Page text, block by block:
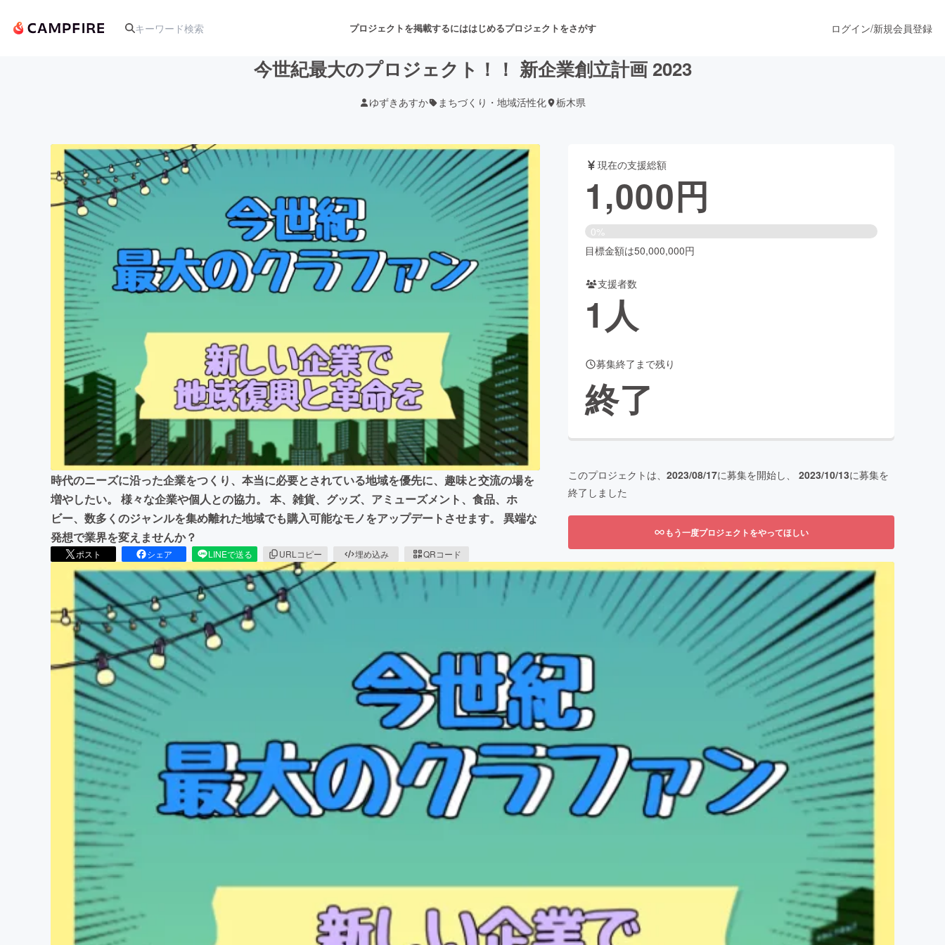
プロジェクトを掲載するにははじめるプロジェクトをさがす
アート・写真 舞台・パフォーマンス
テクノロジー・ガジェット ゲーム・サービス開発 フード・飲食店
映像・映画 書籍・雑誌出版 アニメ・漫画
ビジネス・起業 チャレンジ ビューティー・ヘルスケア
CAMPFIRE for Social GoodCAMPFIRE Creation
CAMPFIREふるさと納税machi-yaコミュニティ
ログイン/新規会員登録
今世紀最大のプロジェクト！！ 新企業創立計画 2023
ゆずきあすか まちづくり・地域活性化 栃木県
時代のニーズに沿った企業をつくり、本当に必要とされている地域を優先に、趣味と交流の場を
増やしたい。 様々な企業や個人との協力。 本、雑貨、グッズ、アミューズメント、食品、ホ
ビー、数多くのジャンルを集め離れた地域でも購入可能なモノをアップデートさせます。 異端な
発想で業界を変えませんか？
ポスト シェア LINEで送る URLコピー 埋め込み QRコード
現在の支援総額
1,000円
0%
目標金額は50,000,000円
支援者数
1人
募集終了まで残り
終了
このプロジェクトは、 2023/08/17に募集を開始し、 2023/10/13に募集を
終了しました
もう一度プロジェクトをやってほしい